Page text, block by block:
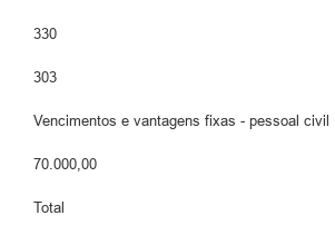
330
303
Vencimentos e vantagens fixas - pessoal civil
70.000,00
Total